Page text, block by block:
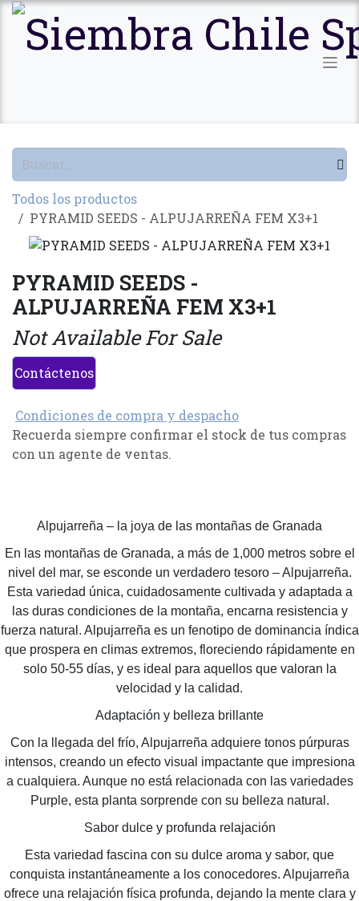
Ir al contenido
Todos los productos
PYRAMID SEEDS - ALPUJARREÑA FEM X3+1
PYRAMID SEEDS -
ALPUJARREÑA FEM X3+1
Not Available For Sale
Contáctenos
Condiciones de compra y despacho
Recuerda siempre confirmar el stock de tus compras
con un agente de ventas.
Alpujarreña – la joya de las montañas de Granada
En las montañas de Granada, a más de 1,000 metros sobre el
nivel del mar, se esconde un verdadero tesoro – Alpujarreña.
Esta variedad única, cuidadosamente cultivada y adaptada a
las duras condiciones de la montaña, encarna resistencia y
fuerza natural. Alpujarreña es un fenotipo de dominancia índica
que prospera en climas extremos, floreciendo rápidamente en
solo 50-55 días, y es ideal para aquellos que valoran la
velocidad y la calidad.
Adaptación y belleza brillante
Con la llegada del frío, Alpujarreña adquiere tonos púrpuras
intensos, creando un efecto visual impactante que impresiona
a cualquiera. Aunque no está relacionada con las variedades
Purple, esta planta sorprende con su belleza natural.
Sabor dulce y profunda relajación
Esta variedad fascina con su dulce aroma y sabor, que
conquista instantáneamente a los conocedores. Alpujarreña
ofrece una relajación física profunda, dejando la mente clara y